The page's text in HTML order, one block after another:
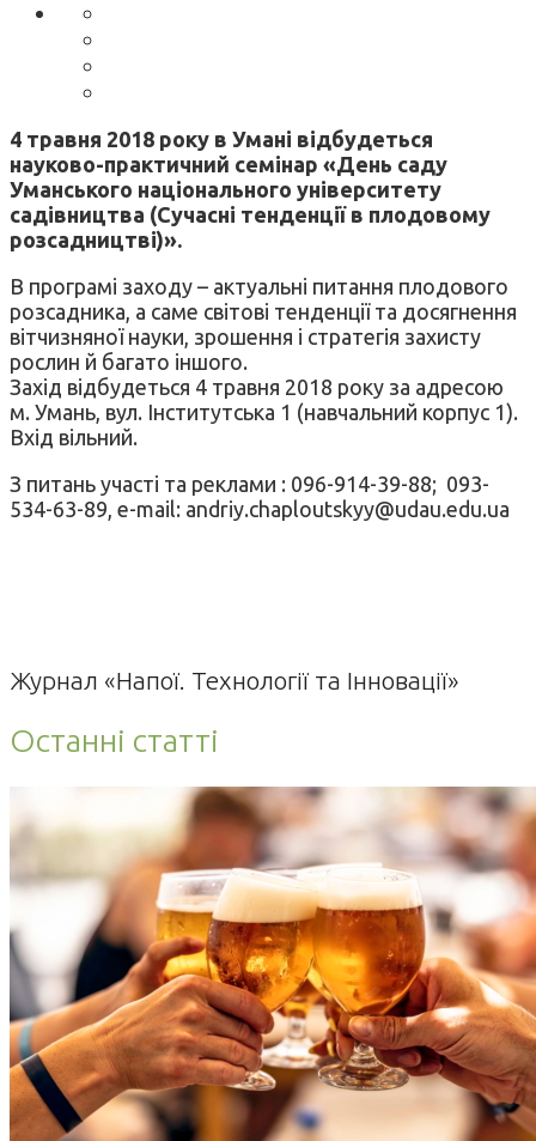
4 травня 2018 року в Умані відбудеться
науково-практичний семінар «День саду
Уманського національного університету
садівництва (Сучасні тенденції в плодовому
розсадництві)».
В програмі заходу – актуальні питання плодового
розсадника, а саме світові тенденції та досягнення
вітчизняної науки, зрошення і стратегія захисту
рослин й багато іншого.
Захід відбудеться 4 травня 2018 року за адресою
м. Умань, вул. Інститутська 1 (навчальний корпус 1).
Вхід вільний.
З питань участі та реклами : 096-914-39-88; 093-
534-63-89, e-mail: andriy.chaploutskyy@udau.edu.ua
Журнал «Напої. Технології та Інновації»
Останні статті